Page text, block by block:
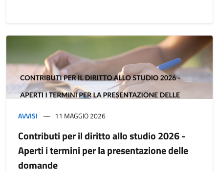
AVVISI 11 MAGGIO 2026
Contributi per il diritto allo studio 2026 -
Aperti i termini per la presentazione delle
domande